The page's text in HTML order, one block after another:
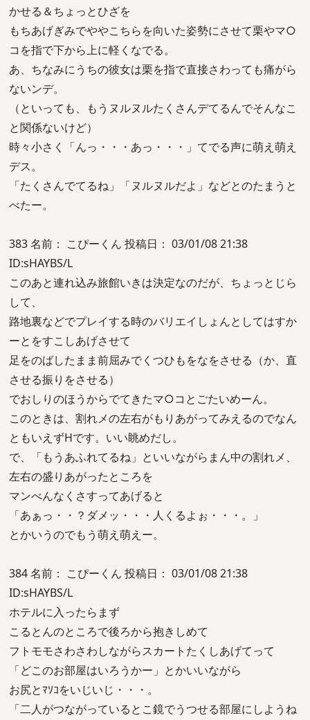
かせる＆ちょっとひざを
もちあげぎみでややこちらを向いた姿勢にさせて栗やマ○
コを指で下から上に軽くなでる。
あ、ちなみにうちの彼女は栗を指で直接さわっても痛がら
ないンデ。
（といっても、もうヌルヌルたくさんデてるんでそんなこ
と関係ないけど）
時々小さく「んっ・・・あっ・・・」てでる声に萌え萌え
デス。
「たくさんでてるね」「ヌルヌルだよ」などとのたまうと
べたー。
383 名前： こぴーくん 投稿日： 03/01/08 21:38
ID:sHAYBS/L
このあと連れ込み旅館いきは決定なのだが、ちょっとじら
して、
路地裏などでプレイする時のバリエイしょんとしてはすか
ーとをすこしあげさせて
足をのばしたまま前屈みでくつひもをなをさせる（か、直
させる振りをさせる）
でおしりのほうからでてきたマ○コとごたいめーん。
このときは、割れメの左右がもりあがってみえるのでなん
ともいえずHです。いい眺めだし。
で、「もうあふれてるね」といいながらまん中の割れメ、
左右の盛りあがったところを
マンべんなくさすってあげると
「あぁっ・・？ダメッ・・・人くるよぉ・・・。」
とかいうのでもう萌え萌えー。
384 名前： こぴーくん 投稿日： 03/01/08 21:38
ID:sHAYBS/L
ホテルに入ったらまず
こるとんのところで後ろから抱きしめて
フトモモさわさわしながらスカートたくしあげてって
「どこのお部屋はいろうかー」とかいいながら
お尻とﾏｿｺをいじいじ・・・。
「二人がつながっているとこ鏡でうつせる部屋にしようね